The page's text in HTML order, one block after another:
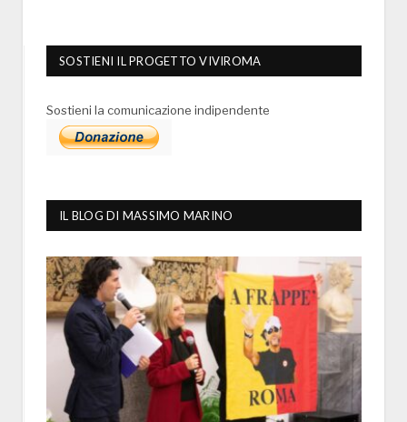
SOSTIENI IL PROGETTO VIVIROMA
Sostieni la comunicazione indipendente
IL BLOG DI MASSIMO MARINO